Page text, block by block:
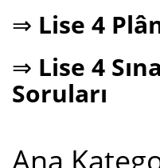
⇒ Lise 4
⇒ Lise 4
Soruları